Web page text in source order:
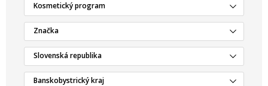
Kosmetický program
Značka
Slovenská republika
Banskobystrický kraj